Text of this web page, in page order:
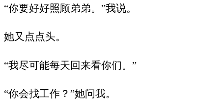
“你要好好照顾弟弟。”我说。
她又点点头。
“我尽可能每天回来看你们。”
“你会找工作？”她问我。